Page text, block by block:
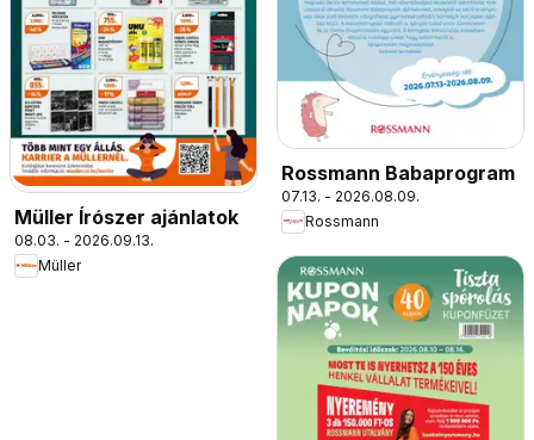
Müller Írószer ajánlatok
08.03. - 2026.09.13.
Müller
Rossmann Babaprogram
07.13. - 2026.08.09.
Rossmann